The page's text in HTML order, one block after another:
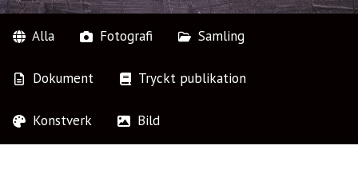
Alla Fotografi Samling
Dokument Tryckt publikation
Konstverk Bild